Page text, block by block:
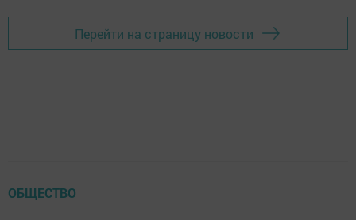
Перейти на страницу новости
ОБЩЕСТВО